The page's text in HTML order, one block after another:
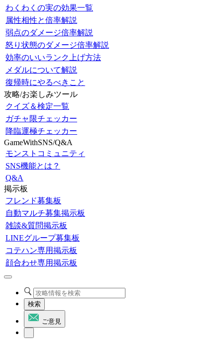
わくわくの実の効果一覧
属性相性と倍率解説
弱点のダメージ倍率解説
怒り状態のダメージ倍率解説
効率のいいランク上げ方法
メダルについて解説
復帰時にやるべきこと
攻略/お楽しみツール
クイズ＆検定一覧
ガチャ限チェッカー
降臨運極チェッカー
GameWithSNS/Q&A
モンストコミュニティ
SNS機能とは？
Q&A
掲示板
フレンド募集板
自動マルチ募集掲示板
雑談&質問掲示板
LINEグループ募集板
コテハン専用掲示板
顔合わせ専用掲示板
検索
ご意見